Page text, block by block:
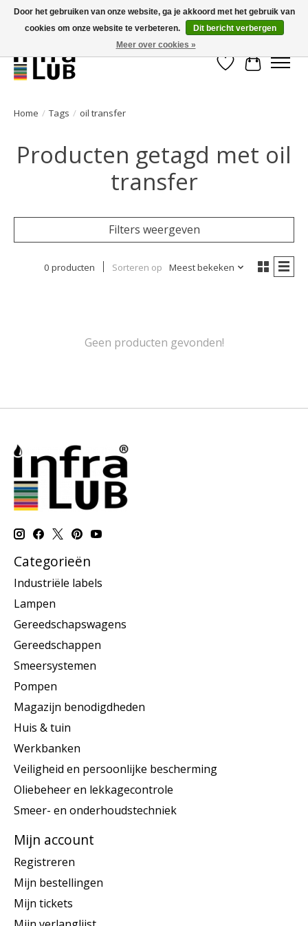
Minder stilstand, meer rendement!
Verlanglijst
Home / Tags / oil transfer
Producten getagd met oil
transfer
Filters weergeven
0 producten Sorteren op Meest bekeken
Geen producten gevonden!
Categorieën
Industriële labels
Lampen
Gereedschapswagens
Gereedschappen
Smeersystemen
Pompen
Magazijn benodigdheden
Huis & tuin
Werkbanken
Veiligheid en persoonlijke bescherming
Oliebeheer en lekkagecontrole
Smeer- en onderhoudstechniek
Mijn account
Registreren
Mijn bestellingen
Mijn tickets
Door het gebruiken van onze website, ga je akkoord met het gebruik van
cookies om onze website te verbeteren.
Dit bericht verbergen
Meer over cookies »